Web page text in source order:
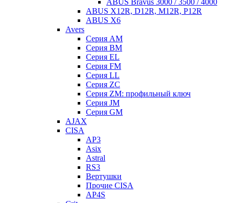
ABUS Bravus 3000 / 3500 / 4000
ABUS X12R, D12R, M12R, P12R
ABUS X6
Avers
Серия AM
Серия BM
Серия EL
Серия FM
Серия LL
Серия ZC
Серия ZM: профильный ключ
Серия JM
Серия GM
AJAX
CISA
AP3
Asix
Astral
RS3
Вертушки
Прочие CISA
AP4S